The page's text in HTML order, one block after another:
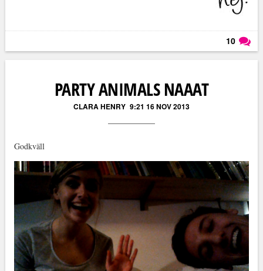
10
PARTY ANIMALS NAAAT
CLARA HENRY 9:21 16 NOV 2013
Godkväll